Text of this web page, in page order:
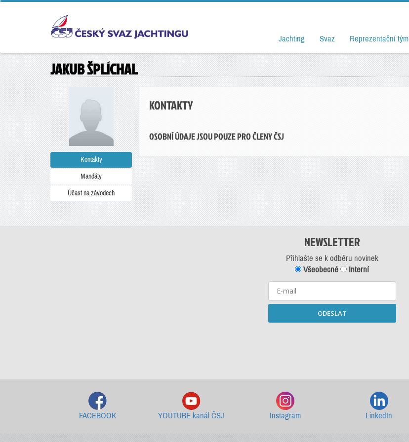
Jachting Svaz Reprezentační tým
JAKUB ŠPLÍCHAL
Kontakty
Mandáty
Účast na závodech
KONTAKTY
OSOBNÍ ÚDAJE JSOU POUZE PRO ČLENY ČSJ
NEWSLETTER
Přihlašte se k odběru novinek
Všeobecné
Interní
ODESLAT
FACEBOOK YOUTUBE kanál ČSJ Instagram LinkedIn